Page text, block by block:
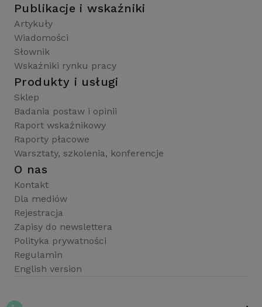
Publikacje i wskaźniki
Artykuły
Wiadomości
Słownik
Wskaźniki rynku pracy
Produkty i usługi
Sklep
Badania postaw i opinii
Raport wskaźnikowy
Raporty płacowe
Warsztaty, szkolenia, konferencje
O nas
Kontakt
Dla mediów
Rejestracja
Zapisy do newslettera
Polityka prywatności
Regulamin
English version